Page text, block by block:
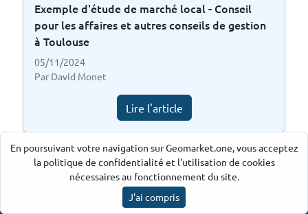
Exemple d'étude de marché local - Conseil
pour les affaires et autres conseils de gestion
à Toulouse
05/11/2024
Par David Monet
Lire l'article
Exemple
Exemple d'étude de marché local - Conseil
pour les affaires et autres conseils de gestion
En poursuivant votre navigation sur Geomarket.one, vous acceptez
la politique de confidentialité et l'utilisation de cookies
nécessaires au fonctionnement du site.
J'ai compris
Ancre par Geomarket.one